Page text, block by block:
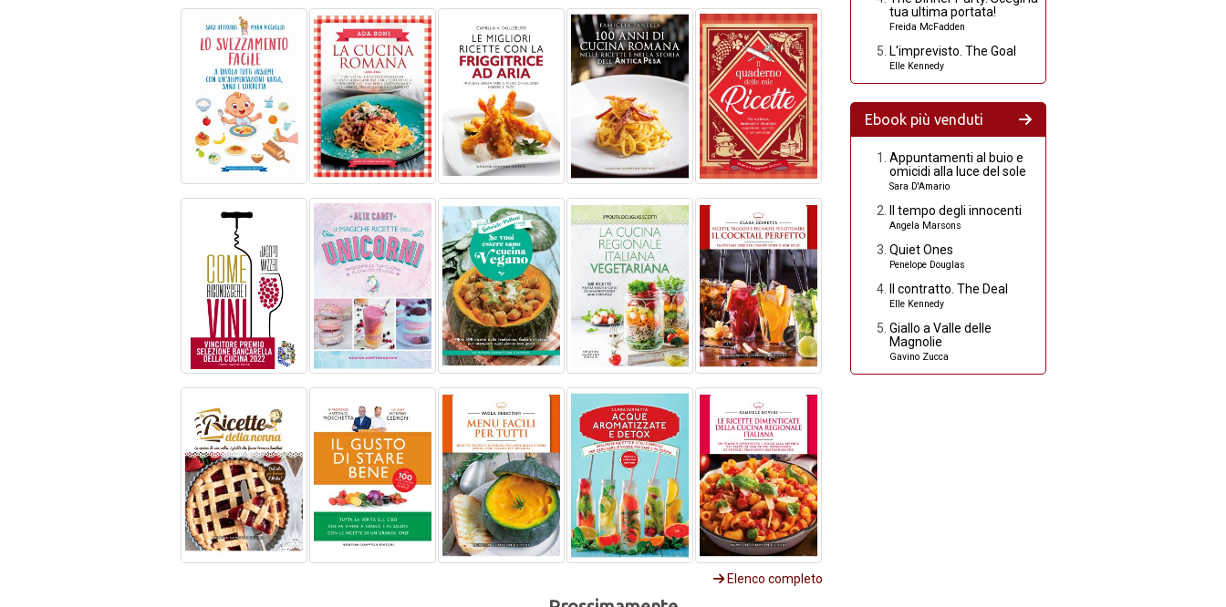
Elenco completo
tua ultima portata!
Freida McFadden
L'imprevisto. The Goal
Elle Kennedy
Ebook più venduti
Appuntamenti al buio e
omicidi alla luce del sole
Sara D'Amario
Il tempo degli innocenti
Angela Marsons
Quiet Ones
Penelope Douglas
Il contratto. The Deal
Elle Kennedy
Giallo a Valle delle
Magnolie
Gavino Zucca